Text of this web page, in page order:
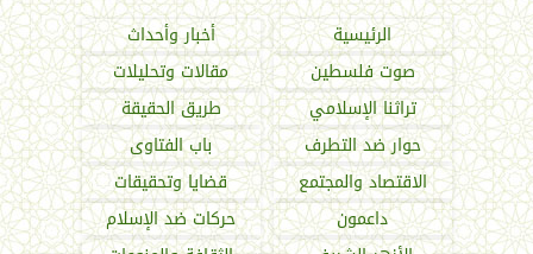
الرئيسية
أخبار وأحداث
صوت فلسطين
مقالات وتحليلات
تراثنا الإسلامي
طريق الحقيقة
حوار ضد التطرف
باب الفتاوى
الاقتصاد والمجتمع
قضايا وتحقيقات
داعمون
حركات ضد الإسلام